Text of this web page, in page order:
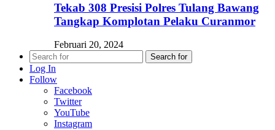
Tekab 308 Presisi Polres Tulang Bawang
Tangkap Komplotan Pelaku Curanmor
Februari 20, 2024
Search for
Log In
Follow
Facebook
Twitter
YouTube
Instagram